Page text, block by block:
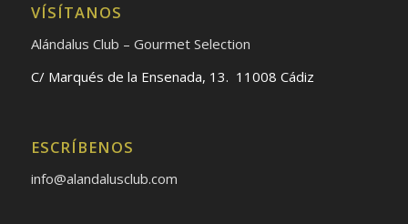
VÍSÍTANOS
Alándalus Club – Gourmet Selection
C/ Marqués de la Ensenada, 13. 11008 Cádiz
ESCRÍBENOS
info@alandalusclub.com